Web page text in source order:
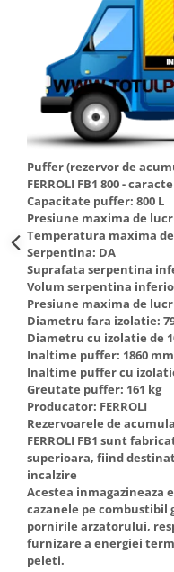
Accesorii radiatoare
Calorifere decorative
Boilere si Puffere
Boilere
Boilere electrice
Boilere termoelectrice
Accesorii Boilere Tesy
Puffere/Stocatoare de
Puffer fara serpentina
Puffer 1 serpentina
Puffer 2 serpentine
Puffer cu serpentina
Puffer pentru pompe de
Aer conditionat
Dezumidificatoare
Aparate de Aer
btu
Aparate de Aer
btu
Aparate de Aer
btu
Aparate de Aer
btu
Puffer (rezervor de
FERROLI FB1 800 -
Capacitate puffer: 800 L
Presiune maxima de
Temperatura maxima
Serpentina: DA
Suprafata serpentina
Volum serpentina
Presiune maxima de
Diametru fara izolatie:
Diametru cu izolatie de
Inaltime puffer: 1860 mm
Inaltime puffer cu
Greutate puffer: 161 kg
Producator: FERROLI
Rezervoarele de
FERROLI FB1 sunt
superioara, fiind
incalzire
Acestea inmagazineaza
cazanele pe combustibil
pornirile arzatorului,
furnizare a energiei
peleti.